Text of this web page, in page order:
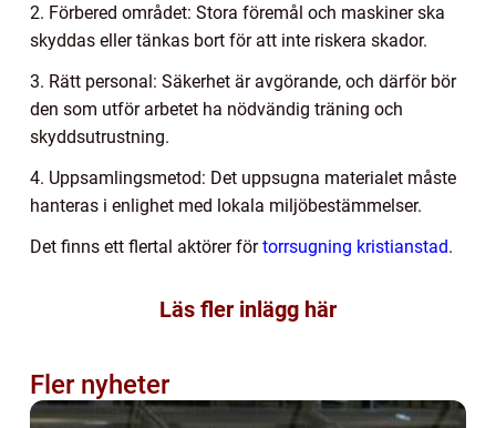
2. Förbered området: Stora föremål och maskiner ska
skyddas eller tänkas bort för att inte riskera skador.
3. Rätt personal: Säkerhet är avgörande, och därför bör
den som utför arbetet ha nödvändig träning och
skyddsutrustning.
4. Uppsamlingsmetod: Det uppsugna materialet måste
hanteras i enlighet med lokala miljöbestämmelser.
Det finns ett flertal aktörer förtorrsugning kristianstad.
Läs fler inlägg här
Fler nyheter